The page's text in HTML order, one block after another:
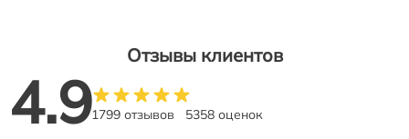
Отзывы клиентов
4.91799 отзывов 5358 оценок